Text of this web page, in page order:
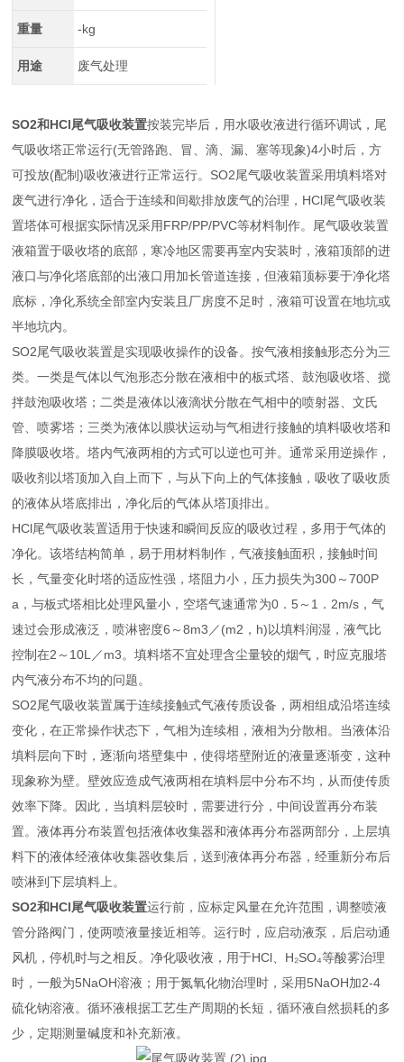
重量 -kg
用途 废气处理
SO2和HCl尾气吸收装置按装完毕后，用水吸收液进行循环调试，尾
气吸收塔正常运行(无管路跑、冒、滴、漏、塞等现象)4小时后，方
可投放(配制)吸收液进行正常运行。SO2尾气吸收装置采用填料塔对
废气进行净化，适合于连续和间歇排放废气的治理，HCl尾气吸收装
置塔体可根据实际情况采用FRP/PP/PVC等材料制作。尾气吸收装置
液箱置于吸收塔的底部，寒冷地区需要再室内安装时，液箱顶部的进
液口与净化塔底部的出液口用加长管道连接，但液箱顶标要于净化塔
底标，净化系统全部室内安装且厂房度不足时，液箱可设置在地坑或
半地坑内。
SO2尾气吸收装置是实现吸收操作的设备。按气液相接触形态分为三
类。一类是气体以气泡形态分散在液相中的板式塔、鼓泡吸收塔、搅
拌鼓泡吸收塔；二类是液体以液滴状分散在气相中的喷射器、文氏
管、喷雾塔；三类为液体以膜状运动与气相进行接触的填料吸收塔和
降膜吸收塔。塔内气液两相的方式可以逆也可并。通常采用逆操作，
吸收剂以塔顶加入自上而下，与从下向上的气体接触，吸收了吸收质
的液体从塔底排出，净化后的气体从塔顶排出。
HCl尾气吸收装置适用于快速和瞬间反应的吸收过程，多用于气体的
净化。该塔结构简单，易于用材料制作，气液接触面积，接触时间
长，气量变化时塔的适应性强，塔阻力小，压力损失为300～700P
a，与板式塔相比处理风量小，空塔气速通常为0．5～1．2m/s，气
速过会形成液泛，喷淋密度6～8m3／(m2，h)以填料润湿，液气比
控制在2～10L／m3。填料塔不宜处理含尘量较的烟气，时应克服塔
内气液分布不均的问题。
SO2尾气吸收装置属于连续接触式气液传质设备，两相组成沿塔连续
变化，在正常操作状态下，气相为连续相，液相为分散相。当液体沿
填料层向下时，逐渐向塔壁集中，使得塔壁附近的液量逐渐变，这种
现象称为壁。壁效应造成气液两相在填料层中分布不均，从而使传质
效率下降。因此，当填料层较时，需要进行分，中间设置再分布装
置。液体再分布装置包括液体收集器和液体再分布器两部分，上层填
料下的液体经液体收集器收集后，送到液体再分布器，经重新分布后
喷淋到下层填料上。
SO2和HCl尾气吸收装置运行前，应标定风量在允许范围，调整喷液
管分路阀门，使两喷液量接近相等。运行时，应启动液泵，后启动通
风机，停机时与之相反。净化吸收液，用于HCl、H₂SO₄等酸雾治理
时，一般为5NaOH溶液；用于氮氧化物治理时，采用5NaOH加2-4
硫化钠溶液。循环液根据工艺生产周期的长短，循环液自然损耗的多
少，定期测量碱度和补充新液。